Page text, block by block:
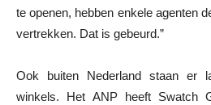
te openen, hebben enkele agenten
vertrekken. Dat is gebeurd.”
Ook buiten Nederland staan er
winkels. Het ANP heeft Swatch